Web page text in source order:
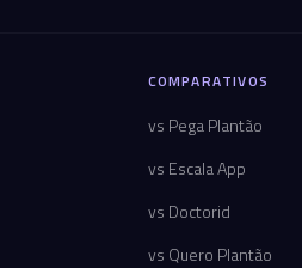
COMPARATIVOS
vs Pega Plantão
vs Escala App
vs Doctorid
vs Quero Plantão